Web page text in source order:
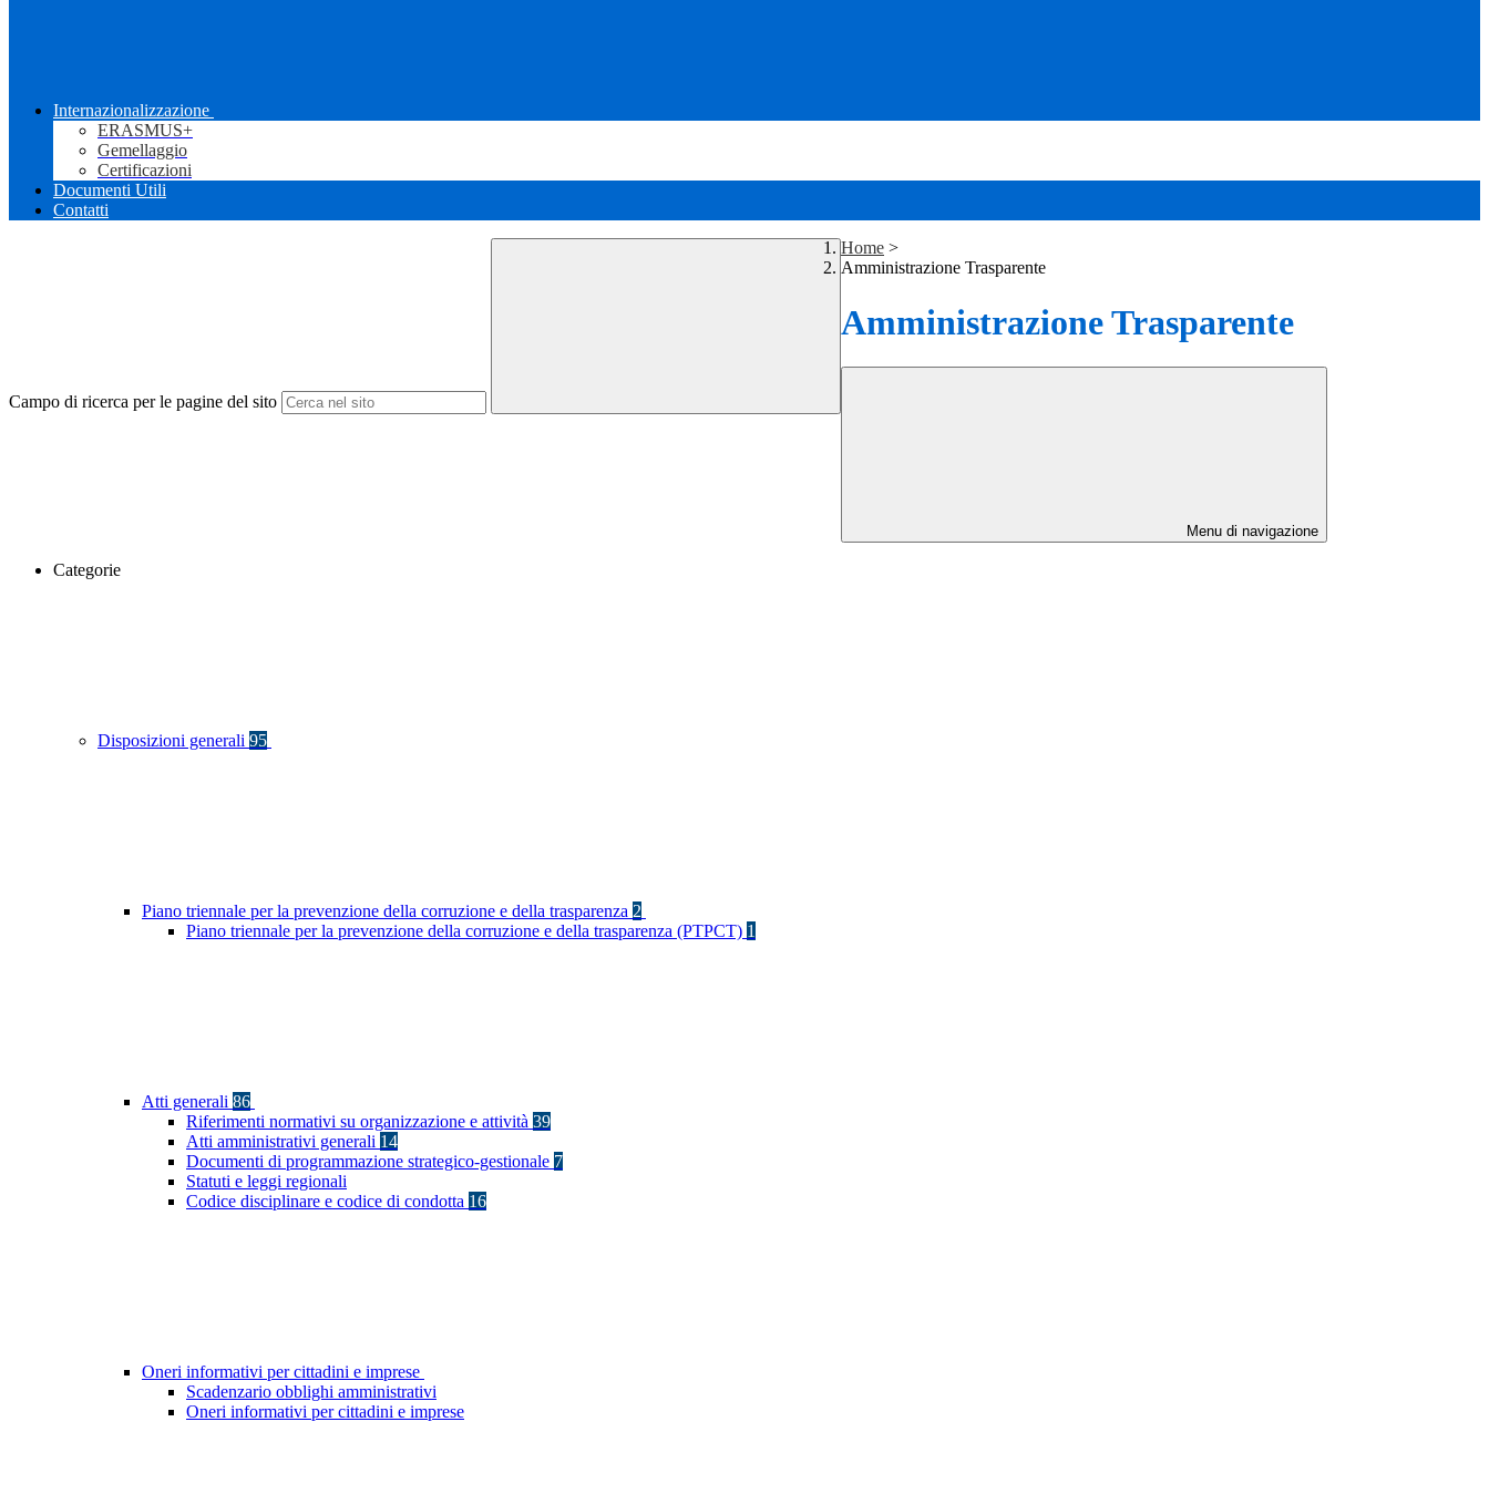
Internazionalizzazione
ERASMUS+
Gemellaggio
Certificazioni
Documenti Utili
Contatti
Campo di ricerca per le pagine del sito
Home >
Amministrazione Trasparente
Amministrazione Trasparente
Menu di navigazione
Categorie
Disposizioni generali 95
Piano triennale per la prevenzione della corruzione e della trasparenza 2
Piano triennale per la prevenzione della corruzione e della trasparenza (PTPCT) 1
Atti generali 86
Riferimenti normativi su organizzazione e attività 39
Atti amministrativi generali 14
Documenti di programmazione strategico-gestionale 7
Statuti e leggi regionali
Codice disciplinare e codice di condotta 16
Oneri informativi per cittadini e imprese
Scadenzario obblighi amministrativi
Oneri informativi per cittadini e imprese